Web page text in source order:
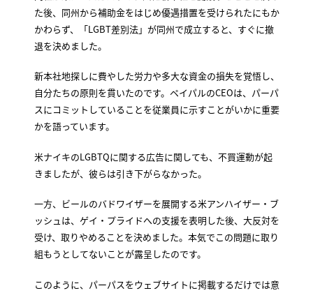
た後、同州から補助金をはじめ優遇措置を受けられたにもか
かわらず、「LGBT差別法」が同州で成立すると、すぐに撤
退を決めました。
新本社地探しに費やした労力や多大な資金の損失を覚悟し、
自分たちの原則を貫いたのです。ペイパルのCEOは、パーパ
スにコミットしていることを従業員に示すことがいかに重要
かを語っています。
米ナイキのLGBTQに関する広告に関しても、不買運動が起
きましたが、彼らは引き下がらなかった。
一方、ビールのバドワイザーを展開する米アンハイザー・ブ
ッシュは、ゲイ・プライドへの支援を表明した後、大反対を
受け、取りやめることを決めました。本気でこの問題に取り
組もうとしてないことが露呈したのです。
このように、パーパスをウェブサイトに掲載するだけでは意